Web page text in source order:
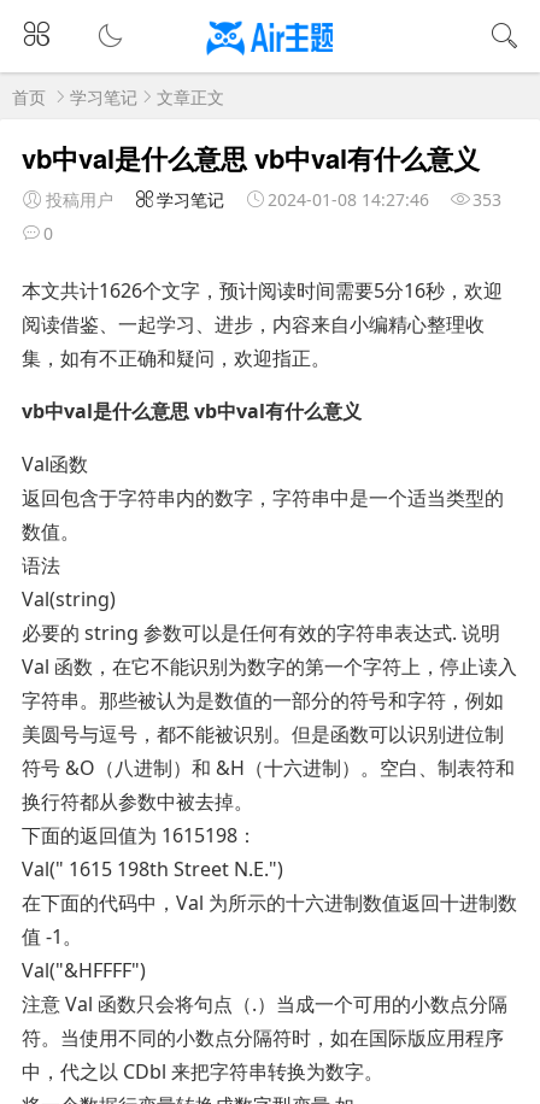
首页 学习笔记 文章正文
vb中val是什么意思 vb中val有什么意义
投稿用户 学习笔记 2024-01-08 14:27:46
353
0
本文共计1626个文字，预计阅读时间需要5分16秒，欢迎
阅读借鉴、一起学习、进步，内容来自小编精心整理收
集，如有不正确和疑问，欢迎指正。
vb中val是什么意思 vb中val有什么意义
Val函数
返回包含于字符串内的数字，字符串中是一个适当类型的
数值。
语法
Val(string)
必要的 string 参数可以是任何有效的字符串表达式. 说明
Val 函数，在它不能识别为数字的第一个字符上，停止读入
字符串。那些被认为是数值的一部分的符号和字符，例如
美圆号与逗号，都不能被识别。但是函数可以识别进位制
符号 &O（八进制）和 &H（十六进制）。空白、制表符和
换行符都从参数中被去掉。
下面的返回值为 1615198：
Val(" 1615 198th Street N.E.")
在下面的代码中，Val 为所示的十六进制数值返回十进制数
值 -1。
Val("&HFFFF")
注意 Val 函数只会将句点（.）当成一个可用的小数点分隔
符。当使用不同的小数点分隔符时，如在国际版应用程序
中，代之以 CDbl 来把字符串转换为数字。